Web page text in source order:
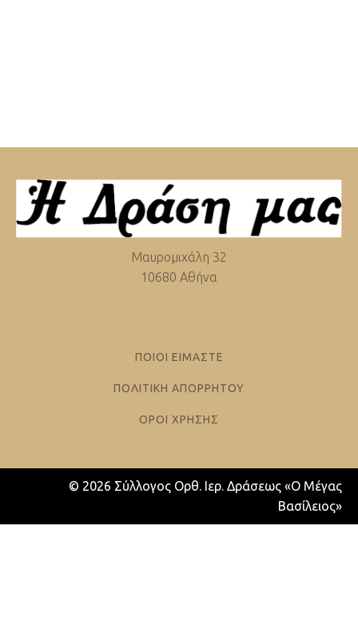
Μαυρομιχάλη 32
10680 Αθήνα
ΠΟΙΟΙ ΕΙΜΑΣΤΕ
ΠΟΛΙΤΙΚΗ ΑΠΟΡΡΗΤΟΥ
ΟΡΟΙ ΧΡΗΣΗΣ
© 2026 Σύλλογος Ορθ. Ιερ. Δράσεως «Ο Μέγας
Βασίλειος»